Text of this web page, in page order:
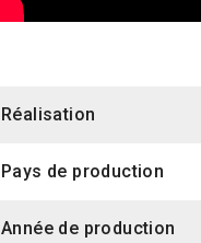
Réalisation
Pays de production
Année de production